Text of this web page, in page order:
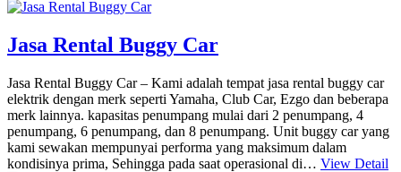
Jasa Rental Buggy Car
Jasa Rental Buggy Car – Kami adalah tempat jasa rental buggy car
elektrik dengan merk seperti Yamaha, Club Car, Ezgo dan beberapa
merk lainnya. kapasitas penumpang mulai dari 2 penumpang, 4
penumpang, 6 penumpang, dan 8 penumpang. Unit buggy car yang
kami sewakan mempunyai performa yang maksimum dalam
kondisinya prima, Sehingga pada saat operasional di… View Detail